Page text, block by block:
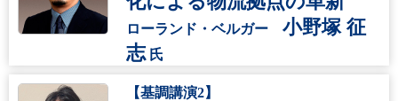
ローランド・ベルガー 小野塚 征
志 氏
【基調講演2】